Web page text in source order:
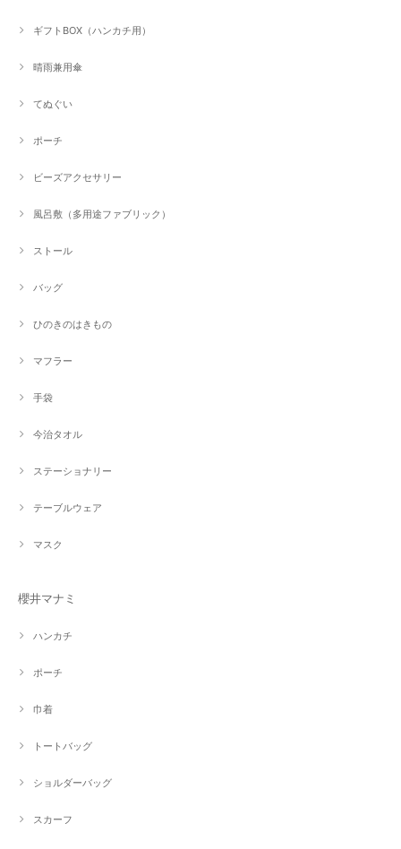
ギフトBOX（ハンカチ用）
晴雨兼用傘
てぬぐい
ポーチ
ビーズアクセサリー
風呂敷（多用途ファブリック）
ストール
バッグ
ひのきのはきもの
マフラー
手袋
今治タオル
ステーショナリー
テーブルウェア
マスク
櫻井マナミ
ハンカチ
ポーチ
巾着
トートバッグ
ショルダーバッグ
スカーフ